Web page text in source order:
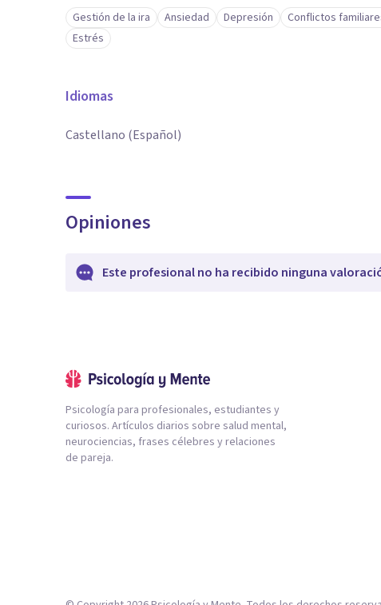
Gestión de la ira Ansiedad Depresión Conflictos
Estrés
Idiomas
Castellano (Español)
Opiniones
Este profesional no ha recibido ninguna
Psicología para profesionales, estudiantes y
curiosos. Artículos diarios sobre salud mental,
neurociencias, frases célebres y relaciones
de pareja.